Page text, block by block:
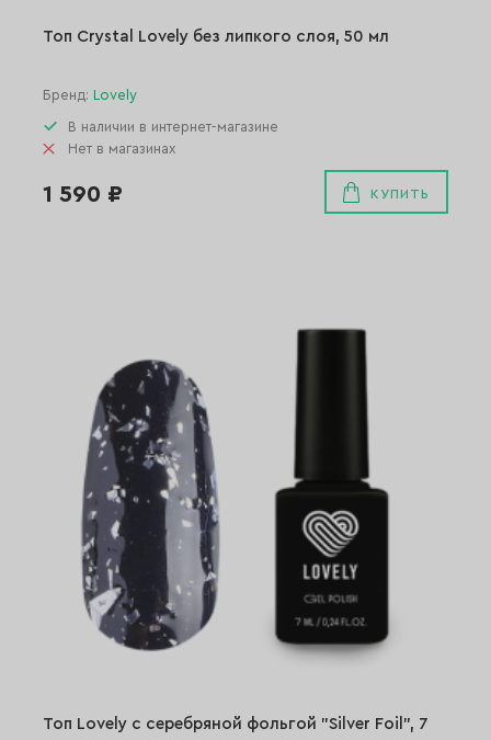
Топ Crystal Lovely без липкого слоя, 50 мл
Бренд: Lovely
В наличии в интернет-магазине
Нет в магазинах
1 590 ₽ КУПИТЬ
Топ Lovely с серебряной фольгой "Silver Foil", 7